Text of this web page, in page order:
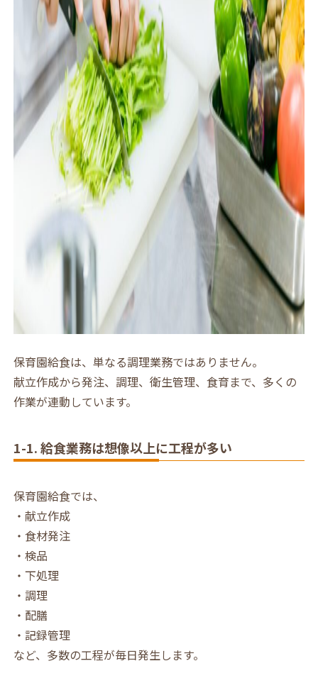
保育園給食は、単なる調理業務ではありません。
献立作成から発注、調理、衛生管理、食育まで、多くの
作業が連動しています。
1-1. 給食業務は想像以上に工程が多い
保育園給食では、
・献立作成
・食材発注
・検品
・下処理
・調理
・配膳
・記録管理
など、多数の工程が毎日発生します。